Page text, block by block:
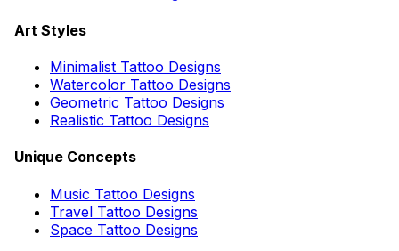
Art Styles
Minimalist Tattoo Designs
Watercolor Tattoo Designs
Geometric Tattoo Designs
Realistic Tattoo Designs
Unique Concepts
Music Tattoo Designs
Travel Tattoo Designs
Space Tattoo Designs